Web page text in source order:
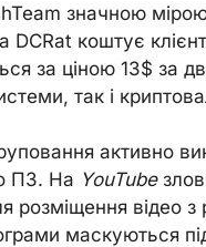
значною
DCRat коштує
за ціною 13$ за
так і
активно
ПЗ. На YouTube
розміщення відео
маскуються